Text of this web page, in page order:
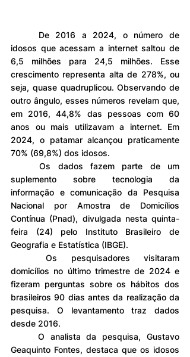
idosos que acessam a internet saltou de
6,5 milhões para 24,5 milhões. Esse
crescimento representa alta de 278%, ou
seja, quase quadruplicou. Observando de
outro ângulo, esses números revelam que,
em 2016, 44,8% das pessoas com 60
anos ou mais utilizavam a internet. Em
2024, o patamar alcançou praticamente
70% (69,8%) dos idosos.
	Os dados fazem parte de um
suplemento sobre tecnologia da
informação e comunicação da Pesquisa
Nacional por Amostra de Domicílios
Contínua (Pnad), divulgada nesta quinta-
feira (24) pelo Instituto Brasileiro de
Geografia e Estatística (IBGE).
	Os pesquisadores visitaram
domicílios no último trimestre de 2024 e
fizeram perguntas sobre os hábitos dos
brasileiros 90 dias antes da realização da
pesquisa. O levantamento traz dados
desde 2016.
Geaquinto Fontes, destaca que os idosos